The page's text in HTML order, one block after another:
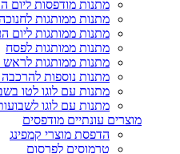
מתנות מודפסות ליום
מתנות ממותגות
מתנות ממותגות ליום
מתנות ממותגות לפסח
מתנות ממותגות
מתנות נוספות
מתנות עם לוגו לטו
מתנות עם לוגו
מוצרים עונתיים מודפסים
הדפסת מוצרי קמפינג
טרמוסים לפרסום